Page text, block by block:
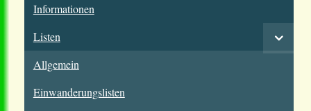
Informationen
Listen
Allgemein
Einwanderungslisten